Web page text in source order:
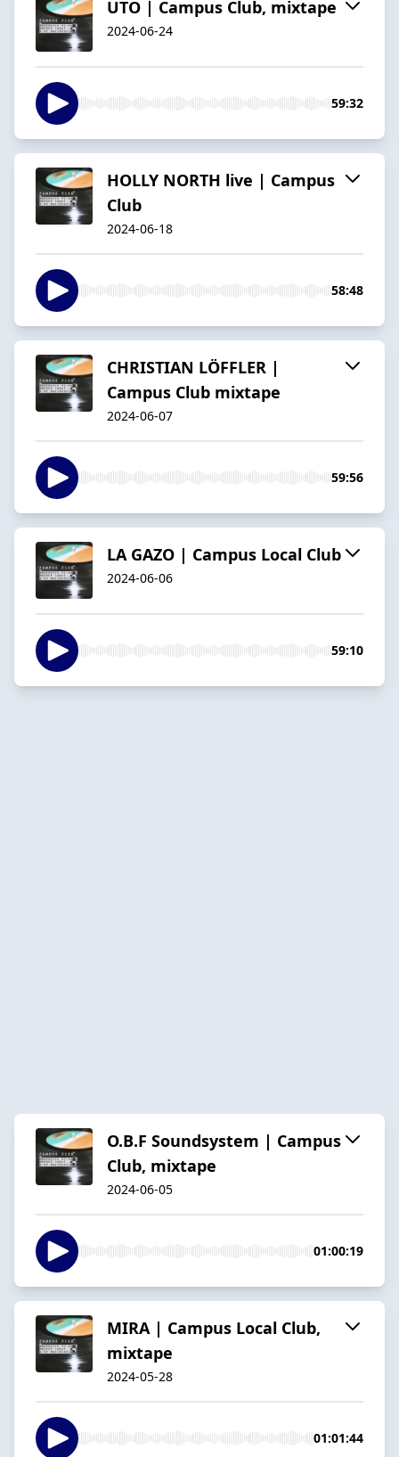
UTO | Campus Club, mixtape
2024-06-24
59:32
HOLLY NORTH live | Campus
Club
2024-06-18
58:48
CHRISTIAN LÖFFLER |
Campus Club mixtape
2024-06-07
59:56
LA GAZO | Campus Local Club
2024-06-06
59:10
O.B.F Soundsystem | Campus
Club, mixtape
2024-06-05
01:00:19
MIRA | Campus Local Club,
mixtape
2024-05-28
01:01:44